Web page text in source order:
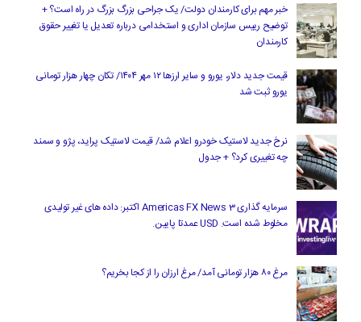
خبر مهم برای کارمندان دولت/ یک جراحی بزرگ بزرگ در راه است؟ +
توضیح رییس سازمان اداری و استخدامی درباره تعدیل یا تغییر حقوق
کارمندان
قیمت جدید دلار، یورو و سایر ارزها ۱۲ مهر ۱۴۰۴/ تکان چهار هزار تومانی
یورو ثبت شد
نرخ جدید لاستیک خودرو اعلام شد/ قیمت لاستیک پراید، پژو و سمند
چه تغییری کرد؟ + جدول
سرمایه گذاری Americas FX News 3 اکتبر: داده های غیر تولیدی
مخلوط شده است. USD عمدتا پایین.
مرغ ۸۰ هزار تومانی آمد/ مرغ ارزان را از کجا بخریم؟